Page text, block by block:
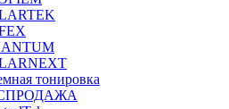
тонировка